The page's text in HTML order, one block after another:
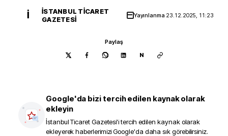
İ
İSTANBUL TICARET
GAZETESI
Yayınlanma 23.12.2025, 11:23
Paylaş
N
Google'da bizi tercih edilen kaynak olarak
ekleyin
İstanbul Ticaret Gazetesi'i tercih edilen kaynak olarak
ekleyerek haberlerimizi Google'da daha sık görebilirsiniz.